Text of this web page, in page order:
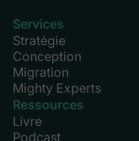
Services
Stratégie
Conception
Migration
Mighty Experts
Ressources
Livre
Podcast